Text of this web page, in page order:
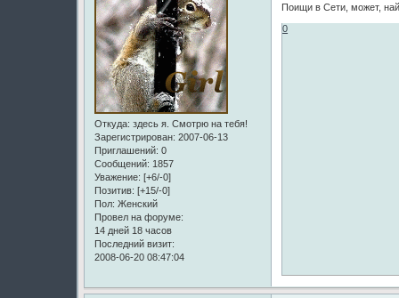
Откуда: здесь я. Смотрю на тебя!
Зарегистрирован: 2007-06-13
Приглашений: 0
Сообщений: 1857
Уважение: [+6/-0]
Позитив: [+15/-0]
Пол: Женский
Провел на форуме:
14 дней 18 часов
Последний визит:
2008-06-20 08:47:04
Поищи в Сети, может,
0